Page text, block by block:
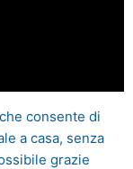
consente di
a casa, senza
grazie